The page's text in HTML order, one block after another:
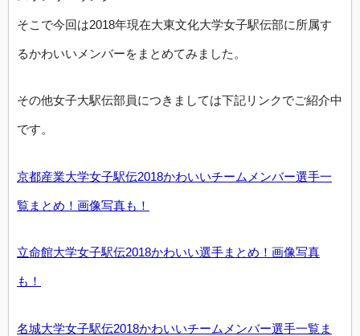
そこで今回は2018年現在大東文化大学女子駅伝部に所属す
るかわいいメンバーをまとめてみました。
その他女子大駅伝部員につきましては下記リンクでご紹介中
です。
京都産業大学女子駅伝2018かわいいチームメンバー選手一
覧まとめ！画像写真も！
立命館大学女子駅伝2018かわいい選手まとめ！画像写真
も！
名城大学女子駅伝2018かわいいチームメンバー選手一覧ま